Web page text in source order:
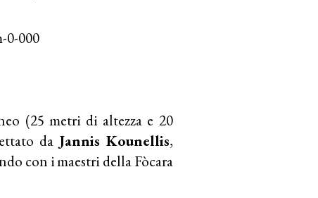
0-000
(25 metri di altezza e 20
da Jannis Kounellis,
con i maestri della Fòcara